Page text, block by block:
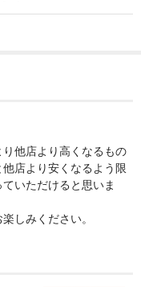
他店より高くなるもの
店より安くなるよう限
いただけると思いま
しみください。